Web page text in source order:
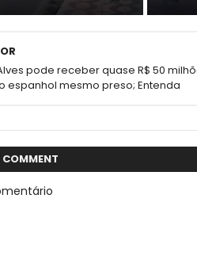
pode receber quase R$ 50
espanhol mesmo preso; Entenda
COMMENT